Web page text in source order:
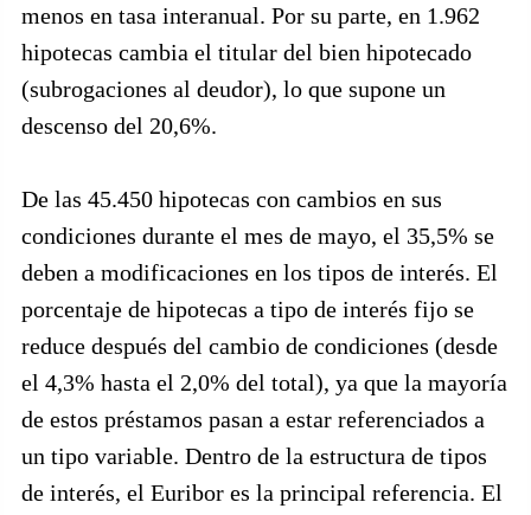
menos en tasa interanual. Por su parte, en 1.962
hipotecas cambia el titular del bien hipotecado
(subrogaciones al deudor), lo que supone un
descenso del 20,6%.
De las 45.450 hipotecas con cambios en sus
condiciones durante el mes de mayo, el 35,5% se
deben a modificaciones en los tipos de interés. El
porcentaje de hipotecas a tipo de interés fijo se
reduce después del cambio de condiciones (desde
el 4,3% hasta el 2,0% del total), ya que la mayoría
de estos préstamos pasan a estar referenciados a
un tipo variable. Dentro de la estructura de tipos
de interés, el Euribor es la principal referencia. El